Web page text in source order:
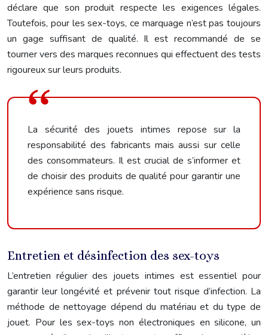
déclare que son produit respecte les exigences légales.
Toutefois, pour les sex-toys, ce marquage n’est pas toujours
un gage suffisant de qualité. Il est recommandé de se
tourner vers des marques reconnues qui effectuent des tests
rigoureux sur leurs produits.
La sécurité des jouets intimes repose sur la
responsabilité des fabricants mais aussi sur celle
des consommateurs. Il est crucial de s’informer et
de choisir des produits de qualité pour garantir une
expérience sans risque.
Entretien et désinfection des sex-toys
L’entretien régulier des jouets intimes est essentiel pour
garantir leur longévité et prévenir tout risque d’infection. La
méthode de nettoyage dépend du matériau et du type de
jouet. Pour les sex-toys non électroniques en silicone, un